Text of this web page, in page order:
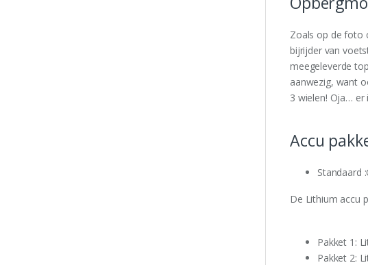
Zoals op de foto
bijrijder van
meegeleverde
aanwezig, want
3 wielen! Oja… er
Accu
Standaard
De Lithium accu
Pakket 1:
Pakket 2: